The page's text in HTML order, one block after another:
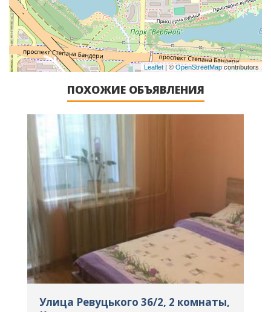
Leaflet | © OpenStreetMapcontributors
ПОХОЖИЕ ОБЪЯВЛЕНИЯ
Улица Ревуцького 36/2, 2 комнаты,